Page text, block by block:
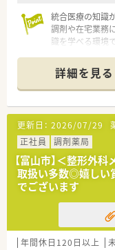
統合医療の知識
調剤や在宅業務
識を学べる環境
＊
【店舗情報と応
■大泉駅から徒
ズに行える便利
■主に内科や循
ており、落ち着
■居宅や施設への
療を支える重要
【法人特徴について
■1955年の創業
地域の皆様の健
■近代医療と代
健康観の提供を
詳細を見る
更新日： 2026/07/29
正社員
調剤薬局
【富山市】＜整形外
取扱い多数◎嬉しい
でございます
年間休日120日以上